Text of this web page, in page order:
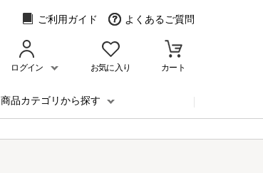
ご利用ガイド よくあるご質問
ログイン お気に入り カート
商品カテゴリから探す